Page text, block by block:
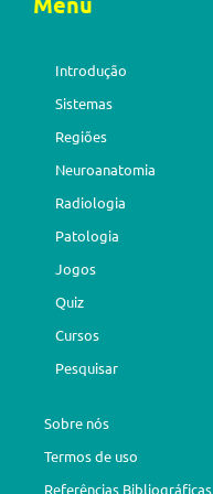
Introdução
Sistemas
Regiões
Neuroanatomia
Radiologia
Patologia
Jogos
Quiz
Cursos
Pesquisar
Sobre nós
Termos de uso
Referências Bibliográficas